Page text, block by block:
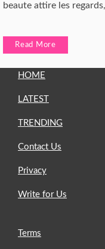
beaute attire les
Read More
HOME
LATEST
TRENDING
Contact Us
Privacy
Write for Us
Terms